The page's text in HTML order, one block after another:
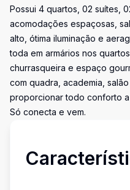
Possui 4 quartos, 02 suítes,
acomodações espaçosas,
alto, ótima iluminação e
toda em armários nos
churrasqueira e espaço
com quadra, academia,
proporcionar todo conforto a
Só conecta e vem.